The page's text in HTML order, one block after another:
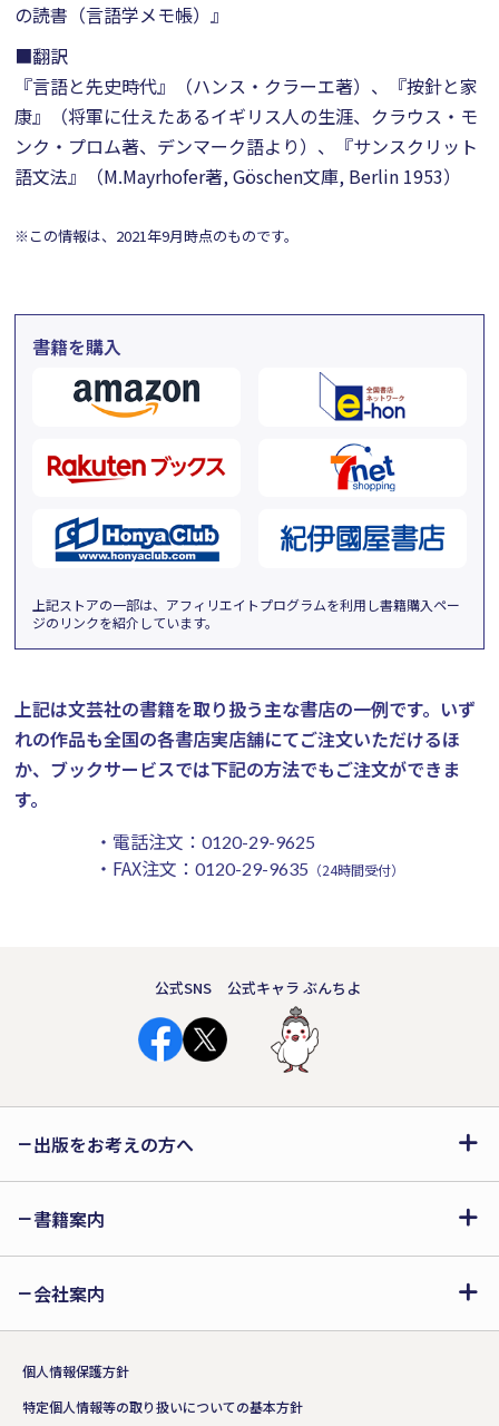
の読書（言語学メモ帳）』
■翻訳
『言語と先史時代』（ハンス・クラーエ著）、『按針と家
康』（将軍に仕えたあるイギリス人の生涯、クラウス・モ
ンク・プロム著、デンマーク語より）、『サンスクリット
語文法』（M.Mayrhofer著, Göschen文庫, Berlin 1953）
※この情報は、2021年9月時点のものです。
書籍を購入
上記ストアの一部は、アフィリエイトプログラムを利用し書籍購入ペー
ジのリンクを紹介しています。
上記は文芸社の書籍を取り扱う主な書店の一例です。 いず
れの作品も全国の各書店実店舗にてご注文いただけるほ
か、ブックサービスでは下記の方法でもご注文ができま
す。
・電話注文： 0120-29-9625
・FAX注文： 0120-29-9635 （24時間受付）
公式SNS 公式キャラ ぶんちよ
出版をお考えの方へ
書籍案内
会社案内
個人情報保護方針
特定個人情報等の取り扱いについての基本方針